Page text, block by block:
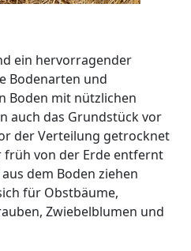
ein hervorragender
Bodenarten und
Boden mit nützlichen
auch das Grundstück vor
der Verteilung getrocknet
von der Erde entfernt
dem Boden ziehen
für Obstbäume,
Zwiebelblumen und